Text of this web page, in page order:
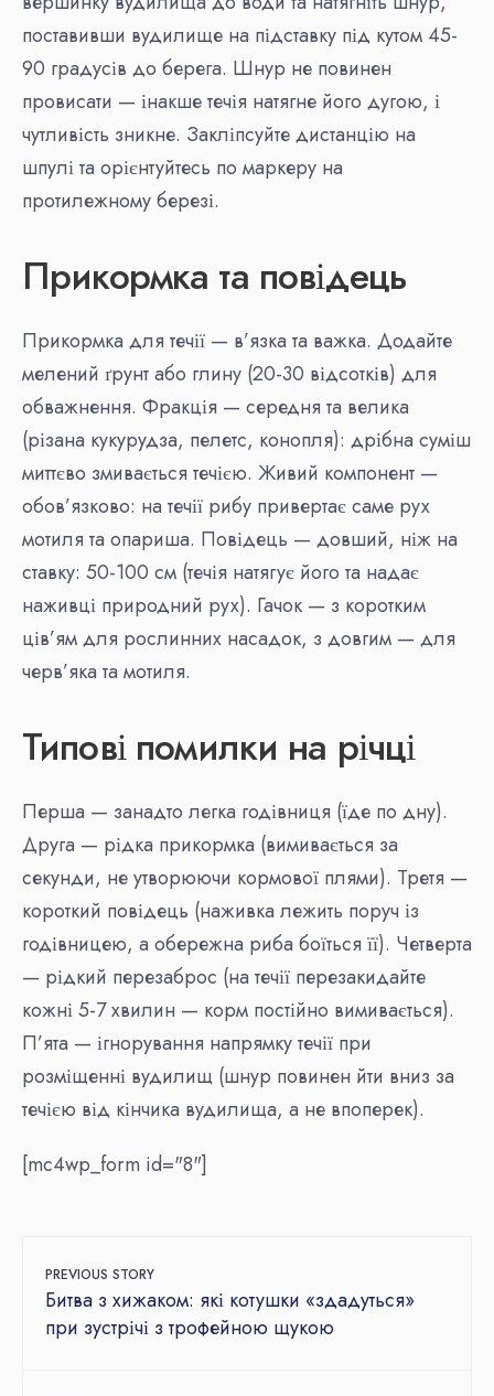
поставивши вудилище на підставку під кутом 45-
90 градусів до берега. Шнур не повинен
провисати — інакше течія натягне його дугою, і
чутливість зникне. Закліпсуйте дистанцію на
шпулі та орієнтуйтесь по маркеру на
протилежному березі.
Прикормка та повідець
Прикормка для течії — в’язка та важка. Додайте
мелений ґрунт або глину (20-30 відсотків) для
обважнення. Фракція — середня та велика
(різана кукурудза, пелетс, конопля): дрібна суміш
миттєво змивається течією. Живий компонент —
обов’язково: на течії рибу привертає саме рух
мотиля та опариша. Повідець — довший, ніж на
ставку: 50-100 см (течія натягує його та надає
наживці природний рух). Гачок — з коротким
ців’ям для рослинних насадок, з довгим — для
черв’яка та мотиля.
Типові помилки на річці
Перша — занадто легка годівниця (їде по дну).
Друга — рідка прикормка (вимивається за
секунди, не утворюючи кормової плями). Третя —
короткий повідець (наживка лежить поруч із
годівницею, а обережна риба боїться її). Четверта
— рідкий перезаброс (на течії перезакидайте
кожні 5-7 хвилин — корм постійно вимивається).
П’ята — ігнорування напрямку течії при
розміщенні вудилищ (шнур повинен йти вниз за
течією від кінчика вудилища, а не впоперек).
[mc4wp_form id="8"]
PREVIOUS STORY
Битва з хижаком: які котушки «здадуться»
при зустрічі з трофейною щукою